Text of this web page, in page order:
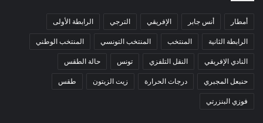
أمطار أنس جابر الإفريقي الترجي الرابطة الأولى
الرابطة الثانية المنتخب المنتخب التونسي المنتخب الوطني
النادي الإفريقي النقل التلفزي تونس حالة الطقس
حنبعل المجبري درجات الحرارة زيت الزيتون طقس
فوزي البنزرتي